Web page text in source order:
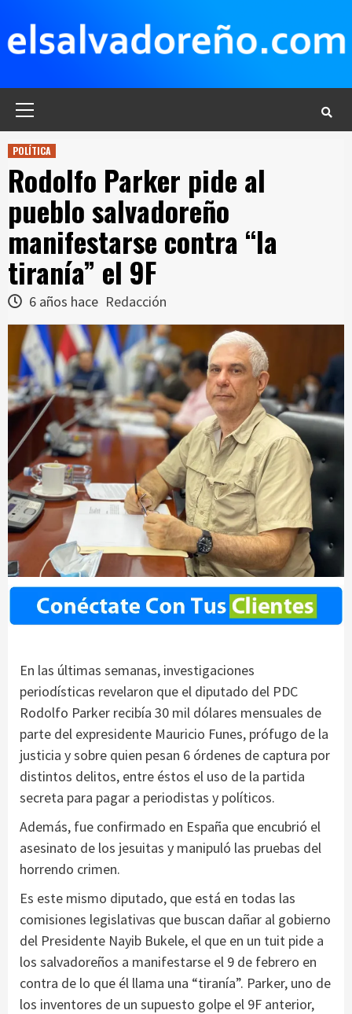
contenido
POLÍTICA
Rodolfo Parker pide al
pueblo salvadoreño
manifestarse contra “la
tiranía” el 9F
6 años hace Redacción
En las últimas semanas, investigaciones
periodísticas revelaron que el diputado del PDC
Rodolfo Parker recibía 30 mil dólares mensuales de
parte del expresidente Mauricio Funes, prófugo de la
justicia y sobre quien pesan 6 órdenes de captura por
distintos delitos, entre éstos el uso de la partida
secreta para pagar a periodistas y políticos.
Además, fue confirmado en España que encubrió el
asesinato de los jesuitas y manipuló las pruebas del
horrendo crimen.
Es este mismo diputado, que está en todas las
comisiones legislativas que buscan dañar al gobierno
del Presidente Nayib Bukele, el que en un tuit pide a
los salvadoreños a manifestarse el 9 de febrero en
contra de lo que él llama una “tiranía”. Parker, uno de
los inventores de un supuesto golpe el 9F anterior,